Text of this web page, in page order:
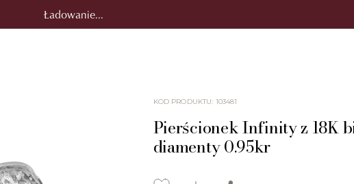
Ładowanie...
KOD PRODUKTU: 103481
Pierścionek Infinity z 18K
diamenty 0.95kr